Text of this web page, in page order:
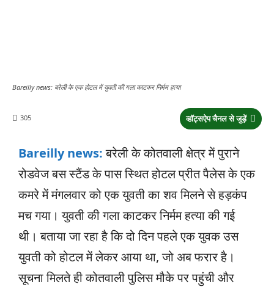
Bareilly news: बरेली के एक होटल में युवती की गला काटकर निर्मम हत्या
व्हॉट्सऐप चैनल से जुड़ें
305
Bareilly news: बरेली के कोतवाली क्षेत्र में पुराने
रोडवेज बस स्टैंड के पास स्थित होटल प्रीत पैलेस के एक
कमरे में मंगलवार को एक युवती का शव मिलने से हड़कंप
मच गया। युवती की गला काटकर निर्मम हत्या की गई
थी। बताया जा रहा है कि दो दिन पहले एक युवक उस
युवती को होटल में लेकर आया था, जो अब फरार है।
सूचना मिलते ही कोतवाली पुलिस मौके पर पहुंची और